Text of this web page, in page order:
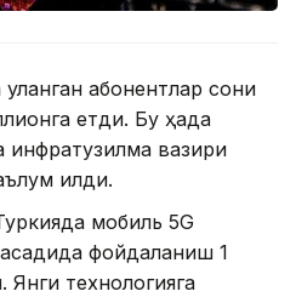
абонентлар сони
етди. Бу ҳақда
инфратузилма вазири
қилди.
мобиль 5G
фойдаланиш 1
Янги технологияга